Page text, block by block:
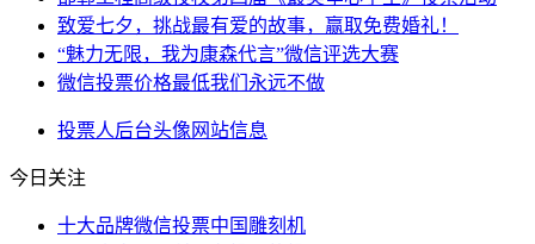
致爱七夕，挑战最有爱的故事，赢取免费婚礼！
“魅力无限，我为康森代言”微信评选大赛
微信投票价格最低我们永远不做
投票人后台头像 网站信息
今日关注
十大品牌微信投票中国雕刻机